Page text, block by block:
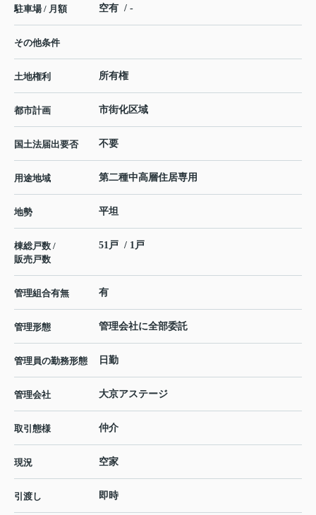
駐車場 / 月額 空有 / -
その他条件
土地権利 所有権
都市計画 市街化区域
国土法届出要否 不要
用途地域 第二種中高層住居専用
地勢 平坦
棟総戸数 /
販売戸数
51戸 / 1戸
管理組合有無 有
管理形態 管理会社に全部委託
管理員の勤務形態 日勤
管理会社 大京アステージ
取引態様 仲介
現況 空家
引渡し 即時